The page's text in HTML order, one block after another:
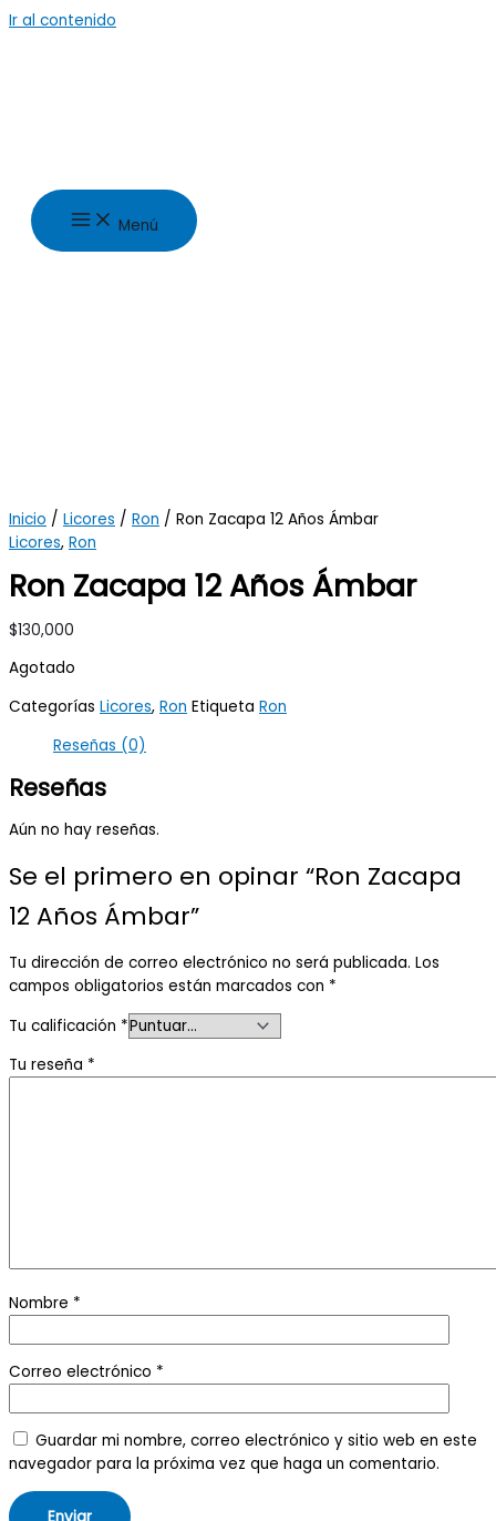
Ir al contenido
Menú
Inicio / Licores / Ron / Ron Zacapa 12 Años Ámbar
Licores, Ron
Ron Zacapa 12 Años Ámbar
$130,000
Agotado
Categorías Licores, Ron Etiqueta Ron
Reseñas (0)
Reseñas
Aún no hay reseñas.
Se el primero en opinar “Ron Zacapa
12 Años Ámbar”
Tu dirección de correo electrónico no será publicada. Los
campos obligatorios están marcados con *
Tu calificación *
Tu reseña *
Nombre *
Correo electrónico *
Guardar mi nombre, correo electrónico y sitio web en este
navegador para la próxima vez que haga un comentario.